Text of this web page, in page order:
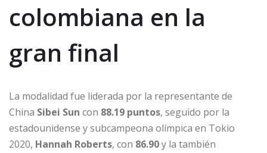
colombiana en la
gran final
La modalidad fue liderada por la representante de
China Sibei Sun con 88.19 puntos, seguido por la
estadounidense y subcampeona olímpica en Tokio
2020, Hannah Roberts, con 86.90y la también